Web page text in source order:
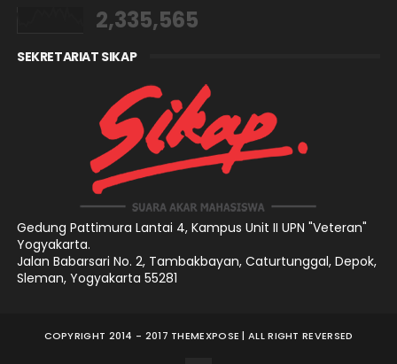
2,335,565
SEKRETARIAT SIKAP
Gedung Pattimura Lantai 4, Kampus Unit II UPN "Veteran"
Yogyakarta.
Jalan Babarsari No. 2, Tambakbayan, Caturtunggal, Depok,
Sleman, Yogyakarta 55281
COPYRIGHT 2014 - 2017 THEMEXPOSE | ALL RIGHT REVERSED